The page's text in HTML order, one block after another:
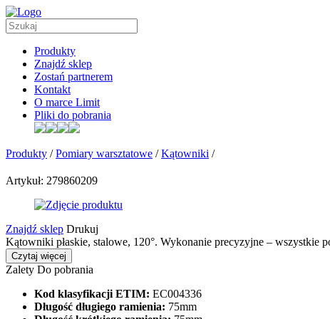
Produkty
Znajdź sklep
Zostań partnerem
Kontakt
O marce Limit
Pliki do pobrania
Produkty /Pomiary warsztatowe /Kątowniki /
Artykuł: 279860209
Znajdź sklep Drukuj
Kątowniki płaskie, stalowe, 120°. Wykonanie precyzyjne –
Czytaj więcej
Zalety Do pobrania
Kod klasyfikacji ETIM: EC004336
Długość długiego ramienia: 75mm